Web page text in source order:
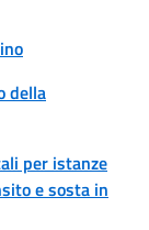
della
per istanze
e sosta in